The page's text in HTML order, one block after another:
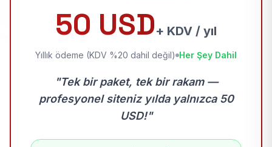
50 USD+ KDV / yıl
Yıllık ödeme (KDV %20 dahil değil) Her Şey Dahil
"Tek bir paket, tek bir rakam —
profesyonel siteniz yılda yalnızca 50
USD!"